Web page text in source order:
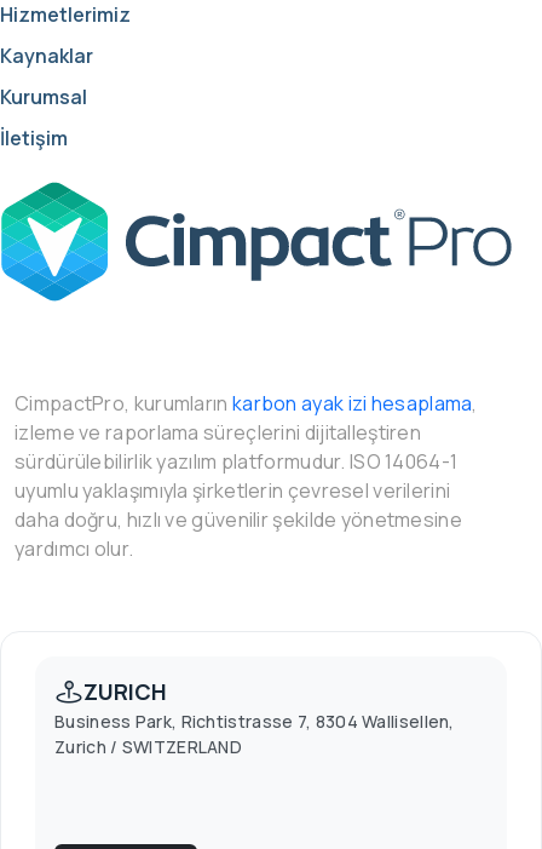
Hizmetlerimiz
Kaynaklar
Kurumsal
İletişim
CimpactPro, kurumların karbon ayak izi hesaplama,
izleme ve raporlama süreçlerini dijitalleştiren
sürdürülebilirlik yazılım platformudur. ISO 14064-1
uyumlu yaklaşımıyla şirketlerin çevresel verilerini
daha doğru, hızlı ve güvenilir şekilde yönetmesine
yardımcı olur.
ZURICH
Business Park, Richtistrasse 7, 8304 Wallisellen,
Zurich / SWITZERLAND